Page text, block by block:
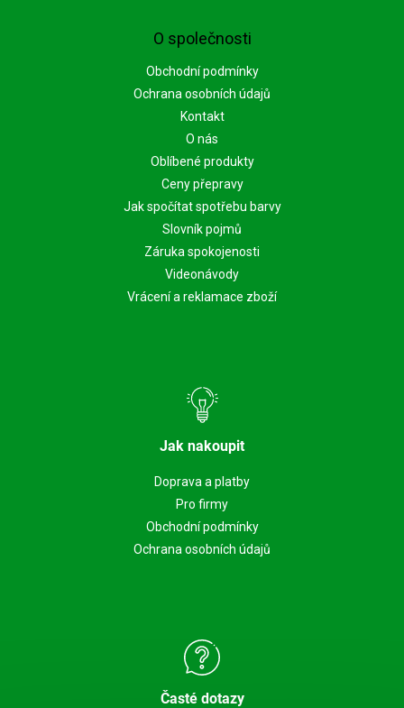
O společnosti
Obchodní podmínky
Ochrana osobních údajů
Kontakt
O nás
Oblíbené produkty
Ceny přepravy
Jak spočítat spotřebu barvy
Slovník pojmů
Záruka spokojenosti
Videonávody
Vrácení a reklamace zboží
Jak nakoupit
Doprava a platby
Pro firmy
Obchodní podmínky
Ochrana osobních údajů
Časté dotazy